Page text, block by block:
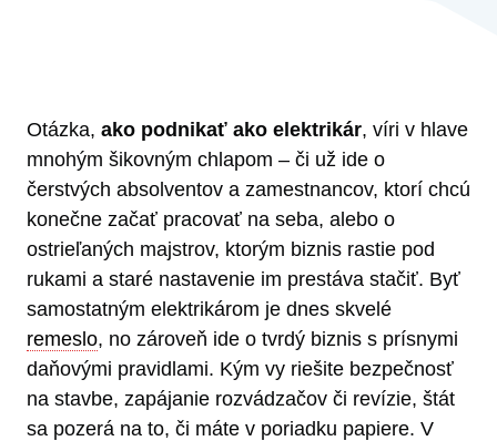
Otázka, ako podnikať ako elektrikár, víri v hlave
mnohým šikovným chlapom – či už ide o
čerstvých absolventov a zamestnancov, ktorí chcú
konečne začať pracovať na seba, alebo o
ostrieľaných majstrov, ktorým biznis rastie pod
rukami a staré nastavenie im prestáva stačiť. Byť
samostatným elektrikárom je dnes skvelé
remeslo, no zároveň ide o tvrdý biznis s prísnymi
daňovými pravidlami. Kým vy riešite bezpečnosť
na stavbe, zapájanie rozvádzačov či revízie, štát
sa pozerá na to, či máte v poriadku papiere. V